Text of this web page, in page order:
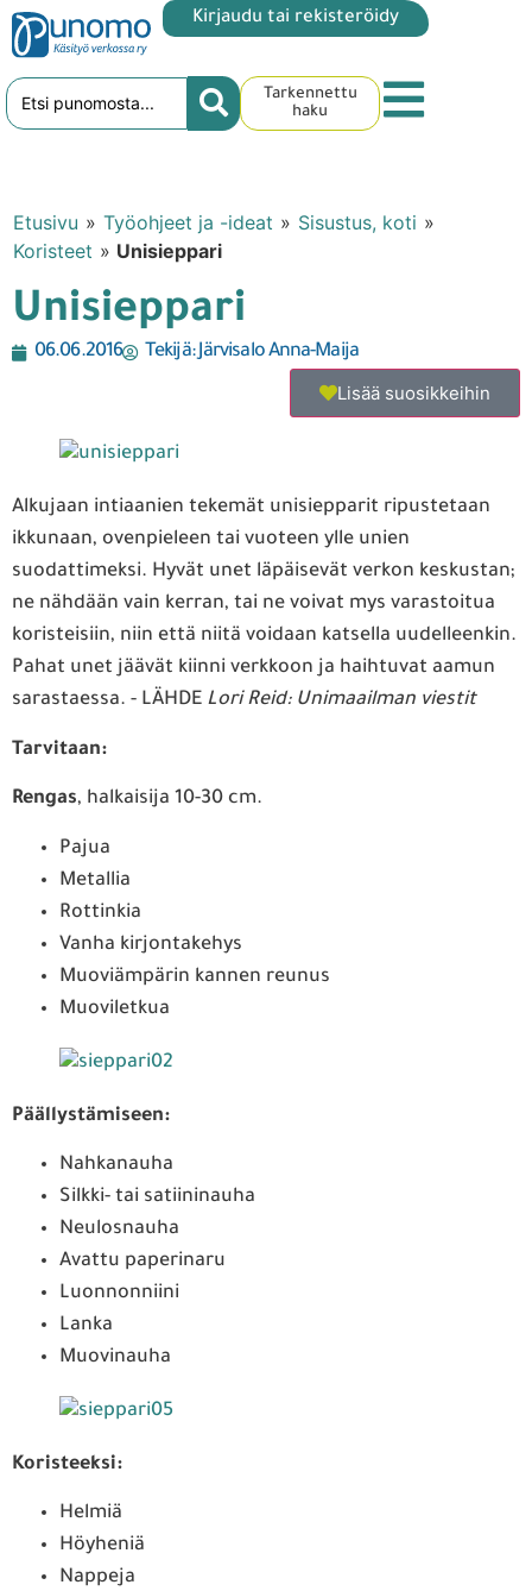
Kirjaudu tai rekisteröidy
Tarkennettu
haku
Etusivu » Työohjeet ja -ideat » Sisustus, koti »
Koristeet » Unisieppari
Unisieppari
06.06.2016 Tekijä:Järvisalo Anna-Maija
Lisää suosikkeihin
Alkujaan intiaanien tekemät unisiepparit ripustetaan
ikkunaan, ovenpieleen tai vuoteen ylle unien
suodattimeksi. Hyvät unet läpäisevät verkon keskustan;
ne nähdään vain kerran, tai ne voivat mys varastoitua
koristeisiin, niin että niitä voidaan katsella uudelleenkin.
Pahat unet jäävät kiinni verkkoon ja haihtuvat aamun
sarastaessa. - LÄHDE Lori Reid: Unimaailman viestit
Tarvitaan:
Rengas, halkaisija 10-30 cm.
Pajua
Metallia
Rottinkia
Vanha kirjontakehys
Muoviämpärin kannen reunus
Muoviletkua
Päällystämiseen:
Nahkanauha
Silkki- tai satiininauha
Neulosnauha
Avattu paperinaru
Luonnonniini
Lanka
Muovinauha
Koristeeksi:
Helmiä
Höyheniä
Nappeja